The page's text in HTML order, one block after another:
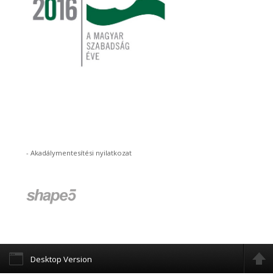
-Akadálymentesítési nyilatkozat
Desktop Version